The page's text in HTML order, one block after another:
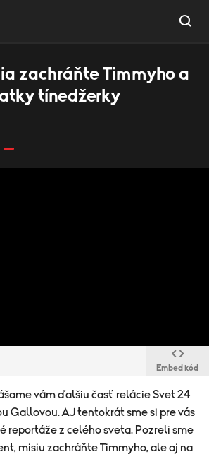
zachráňte Timmyho a
tínedžerky
Embed kód
vám ďalšiu časť relácie Svet 24
Gallovou. AJ tentokrát sme si pre vás
reportáže z celého sveta. Pozreli sme
misiu zachráňte Timmyho, ale aj na